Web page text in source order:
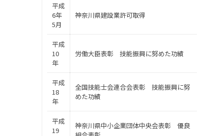
平成
6年
5月
神奈川県建設業許可取得
平成
10
年
労働大臣表彰 技能振興に努めた功績
平成
18
年
全国技能士会連合会表彰 技能振興に努
めた功績
平成
19
神奈川県中小企業団体中央会表彰 優良